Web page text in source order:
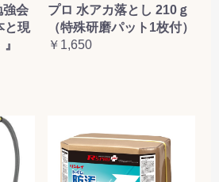
強会
と現
プロ 水アカ落とし 210ｇ
（特殊研磨パット1枚付）
￥1,650